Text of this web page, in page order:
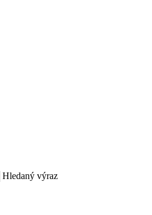
Hledaný výraz